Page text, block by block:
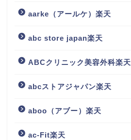
aarke（アールケ）楽天
abc store japan楽天
ABCクリニック美容外科楽天
abcストアジャパン楽天
aboo（アブー）楽天
ac-Fit楽天